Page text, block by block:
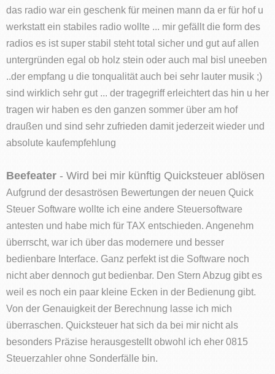
das radio war ein geschenk für meinen mann da er für hof u
werkstatt ein stabiles radio wollte ... mir gefällt die form des
radios es ist super stabil steht total sicher und gut auf allen
untergründen egal ob holz stein oder auch mal bisl uneeben
..der empfang u die tonqualität auch bei sehr lauter musik ;)
sind wirklich sehr gut ... der tragegriff erleichtert das hin u her
tragen wir haben es den ganzen sommer über am hof
draußen und sind sehr zufrieden damit jederzeit wieder und
absolute kaufempfehlung
Beefeater - Wird bei mir künftig Quicksteuer ablösen
Aufgrund der desaströsen Bewertungen der neuen Quick
Steuer Software wollte ich eine andere Steuersoftware
antesten und habe mich für TAX entschieden. Angenehm
überrscht, war ich über das modernere und besser
bedienbare Interface. Ganz perfekt ist die Software noch
nicht aber dennoch gut bedienbar. Den Stern Abzug gibt es
weil es noch ein paar kleine Ecken in der Bedienung gibt.
Von der Genauigkeit der Berechnung lasse ich mich
überraschen. Quicksteuer hat sich da bei mir nicht als
besonders Präzise herausgestellt obwohl ich eher 0815
Steuerzahler ohne Sonderfälle bin.